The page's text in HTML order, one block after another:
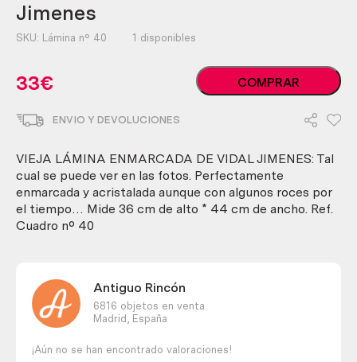
Jimenes
SKU: Lámina nº 40 1 disponibles
33€
Vieja
lámina
Jimenes
cantidad
COMPRAR
ENVIO Y DEVOLUCIONES
VIEJA LÁMINA ENMARCADA DE VIDAL JIMENES: Tal
cual se puede ver en las fotos. Perfectamente
enmarcada y acristalada aunque con algunos roces por
el tiempo… Mide 36 cm de alto * 44 cm de ancho. Ref.
Cuadro nº 40
Antiguo Rincón
6816 objetos en venta
Madrid,
España
¡Aún no se han encontrado valoraciones!